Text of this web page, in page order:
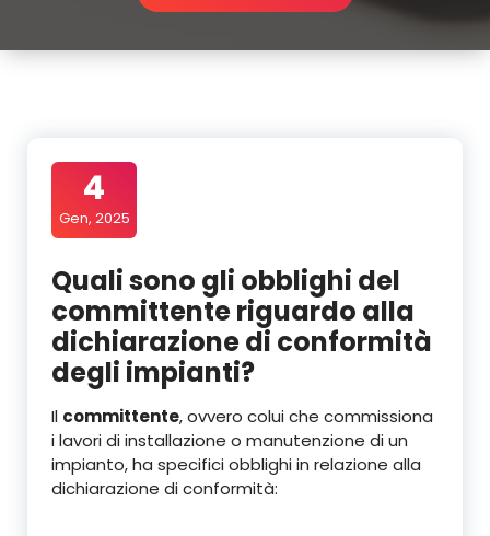
4
Gen, 2025
Quali sono gli obblighi del
committente riguardo alla
dichiarazione di conformità
degli impianti?
Il committente, ovvero colui che commissiona
i lavori di installazione o manutenzione di un
impianto, ha specifici obblighi in relazione alla
dichiarazione di conformità: